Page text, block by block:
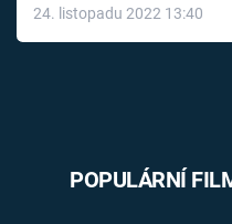
24. listopadu 2022 13:40
POPULÁRNÍ